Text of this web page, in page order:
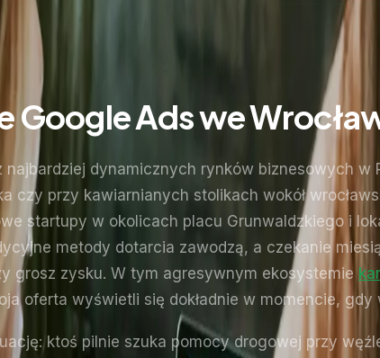
Google Ads we
najbardziej dynamicznych rynków biznesowych
czy przy kawiarnianych stolikach wokół
startupy w okolicach placu Grunwaldzkiego i
metody dotarcia zawodzą, a czekanie
grosz zysku. W tym agresywnym ekosystemie
oferta wyświetli się dokładnie w momencie,
ktoś pilnie szuka pomocy drogowej przy